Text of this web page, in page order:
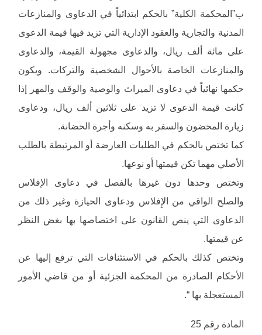
ب”المحكمة الكلية” بالحكم ابتدائياً في الدعاوى والمنازعات
المدنية والتجارية والعقود الإدارية التي تزيد فيها قيمة الدعوى
على مائة ألف ريال، والدعاوى مجهولة القيمة، والدعاوى
والمنازعات الخاصة بالأحوال الشخصية والتركات. ويكون
حكمها نهائياً في دعاوى الميراث والوصية والوقف والمهر إذا
كانت قيمة الدعوى لا تزيد على ثلاثين ألف ريال، ودعاوى
زيارة المحضون والسفر به وسكنه وأجرة الحضانة.
كما تختص بالحكم في الطلبات العارضة أو المرتبطة بالطلب
الأصلي مهما تكن قيمتها أو نوعها.
وتختص وحدها دون غيرها بالفصل في دعاوى الإفلاس
والصلح الواقي من الإِفلاس ودعاوى الحيازة وغير ذلك من
الدعاوى التي ينص القانون على اختصاصها بها بغض النظر
عن قيمتها.
وتختص كذلك بالحكم في الاستئنافات التي ترفع إليها عن
الأحكام الصادرة من المحكمة الجزئية أو من قاضي الأمور
المستعجلة بها “.
المادة رقم 25